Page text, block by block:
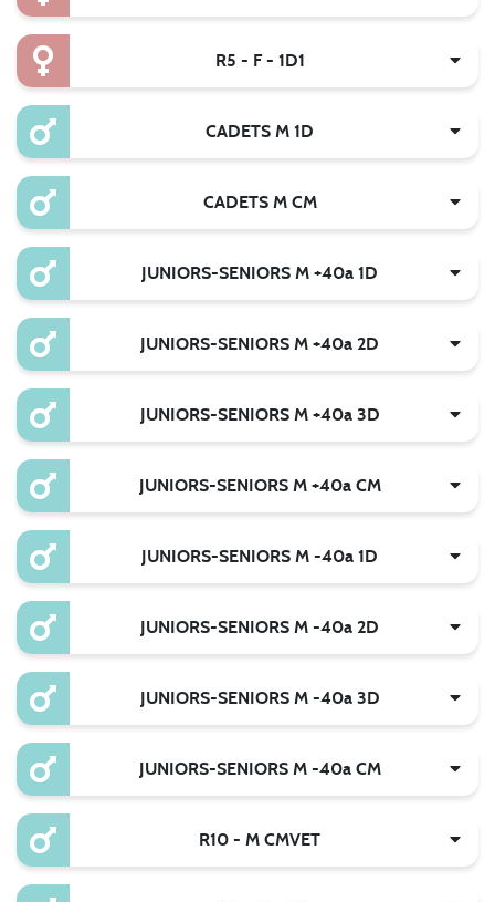
R5 - F - 1D1
CADETS M 1D
CADETS M CM
JUNIORS-SENIORS M +40a 1D
JUNIORS-SENIORS M +40a 2D
JUNIORS-SENIORS M +40a 3D
JUNIORS-SENIORS M +40a CM
JUNIORS-SENIORS M -40a 1D
JUNIORS-SENIORS M -40a 2D
JUNIORS-SENIORS M -40a 3D
JUNIORS-SENIORS M -40a CM
R10 - M CMVET